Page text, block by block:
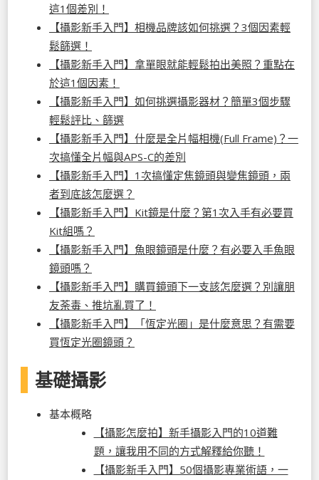
這1個差別！
【攝影新手入門】相機品牌該如何挑選？3個因素輕
鬆篩選！
【攝影新手入門】拿單眼就能輕鬆拍出美照？重點在
於這1個因素！
【攝影新手入門】如何挑選攝影器材？簡單3個步驟
輕鬆評比、篩選
【攝影新手入門】什麼是全片幅相機(Full Frame)？一
次搞懂全片幅與APS-C的差別
【攝影新手入門】1次搞懂定焦鏡頭與變焦鏡頭，兩
者到底該怎麼選？
【攝影新手入門】Kit鏡是什麼？第1次入手有必要買
Kit組嗎？
【攝影新手入門】魚眼鏡頭是什麼？有必要入手魚眼
鏡頭嗎？
【攝影新手入門】購買鏡頭下一支該怎麼選？別讓朋
友荼毒、推坑亂買了！
【攝影新手入門】「恆定光圈」是什麼意思？有需要
買恆定光圈鏡頭？
基礎攝影
基本概略
【攝影怎麼拍】新手攝影入門的10道難
題，讓我用不同的方式解釋給你聽！
【攝影新手入門】50個攝影專業術語，一